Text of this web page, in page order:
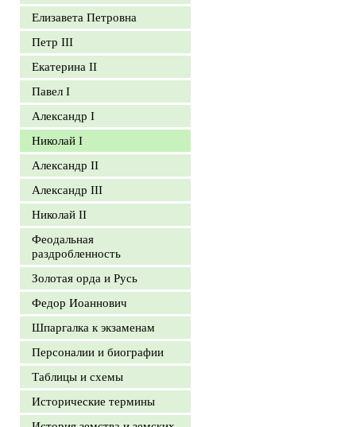
Елизавета Петровна
Петр III
Екатерина II
Павел I
Александр I
Николай I
Александр II
Александр III
Николай II
Феодальная
раздробленность
Золотая орда и Русь
Федор Иоаннович
Шпаргалка к экзаменам
Персоналии и биографии
Таблицы и схемы
Исторические термины